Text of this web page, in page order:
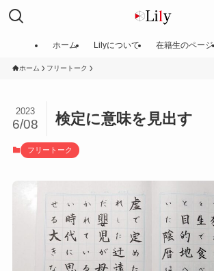
ホーム Lilyについて 在籍生のページ
ホーム フリートーク
検定に意味を見出す
2023
6/08
フリートーク